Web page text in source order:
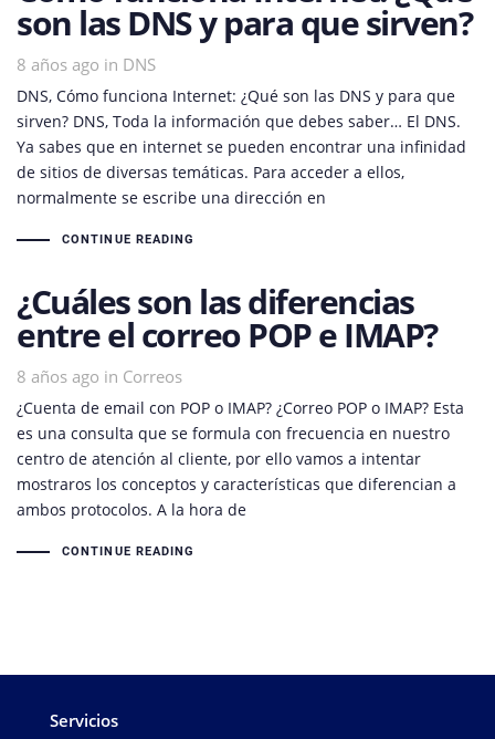
son las DNS y para que sirven?
8 años ago in
Tags DNS
DNS, Cómo funciona Internet: ¿Qué son las DNS y para que
sirven? DNS, Toda la información que debes saber… El DNS.
Ya sabes que en internet se pueden encontrar una infinidad
de sitios de diversas temáticas. Para acceder a ellos,
normalmente se escribe una dirección en
CONTINUE READING
¿Cuáles son las diferencias
entre el correo POP e IMAP?
8 años ago in
Tags Correos
¿Cuenta de email con POP o IMAP? ¿Correo POP o IMAP? Esta
es una consulta que se formula con frecuencia en nuestro
centro de atención al cliente, por ello vamos a intentar
mostraros los conceptos y características que diferencian a
ambos protocolos. A la hora de
CONTINUE READING
Servicios